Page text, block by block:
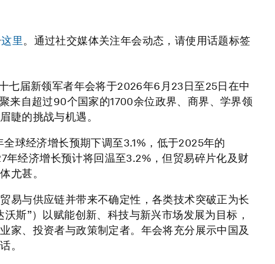
这里。通过社交媒体关注年会动态，请使用话题标签
七届新领军者年会将于2026年6月23日至25日在中
来自超过90个国家的1700余位政界、商界、学界领
睫的挑战与机遇。
球经济增长预期下调至3.1%，低于2025年的
经济增长预计将回温至3.2%，但贸易碎片化及财
尤甚。
易与供应链并带来不确定性，各类技术突破正为长
斯”）以赋能创新、科技与新兴市场发展为目标，
家、投资者与政策制定者。年会将充分展示中国及
。